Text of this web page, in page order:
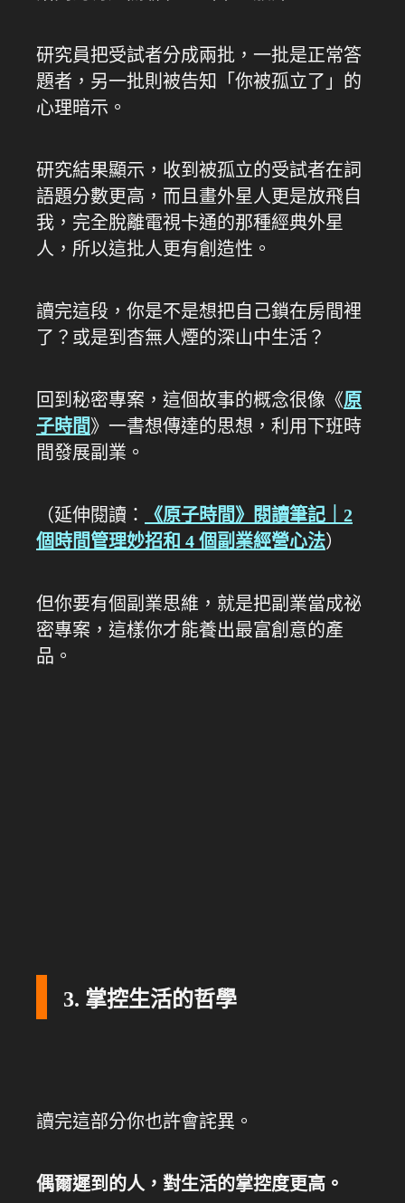
研究員把受試者分成兩批，一批是正常答
題者，另一批則被告知「你被孤立了」的
心理暗示。
研究結果顯示，收到被孤立的受試者在詞
語題分數更高，而且畫外星人更是放飛自
我，完全脫離電視卡通的那種經典外星
人，所以這批人更有創造性。
讀完這段，你是不是想把自己鎖在房間裡
了？或是到杳無人煙的深山中生活？
回到秘密專案，這個故事的概念很像《原
子時間》一書想傳達的思想，利用下班時
間發展副業。
（延伸閱讀：
《原子時間》閱讀筆記｜2
個時間管理妙招和 4 個副業經營心法）
但你要有個副業思維，就是把副業當成祕
密專案，這樣你才能養出最富創意的產
品。
3. 掌控生活的哲學
讀完這部分你也許會詫異。
偶爾遲到的人，對生活的掌控度更高。